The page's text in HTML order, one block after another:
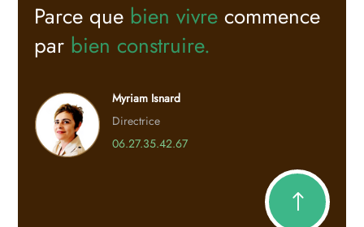
Parce que bien vivrecommence
par bien construire.
Myriam Isnard
Directrice
06.27.35.42.67
!